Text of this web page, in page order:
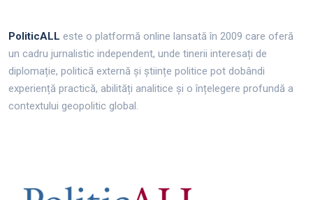
PoliticALL este o platformă online lansată în 2009 care oferă
un cadru jurnalistic independent, unde tinerii interesați de
diplomație, politică externă și științe politice pot dobândi
experiență practică, abilități analitice și o înțelegere profundă a
contextului geopolitic global.